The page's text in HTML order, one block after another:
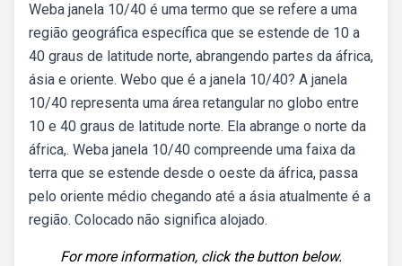
Weba janela 10/40 é uma termo que se refere a uma
região geográfica específica que se estende de 10 a
40 graus de latitude norte, abrangendo partes da áfrica,
ásia e oriente. Webo que é a janela 10/40? A janela
10/40 representa uma área retangular no globo entre
10 e 40 graus de latitude norte. Ela abrange o norte da
áfrica,. Weba janela 10/40 compreende uma faixa da
terra que se estende desde o oeste da áfrica, passa
pelo oriente médio chegando até a ásia atualmente é a
região. Colocado não significa alojado.
For more information, click the button below.